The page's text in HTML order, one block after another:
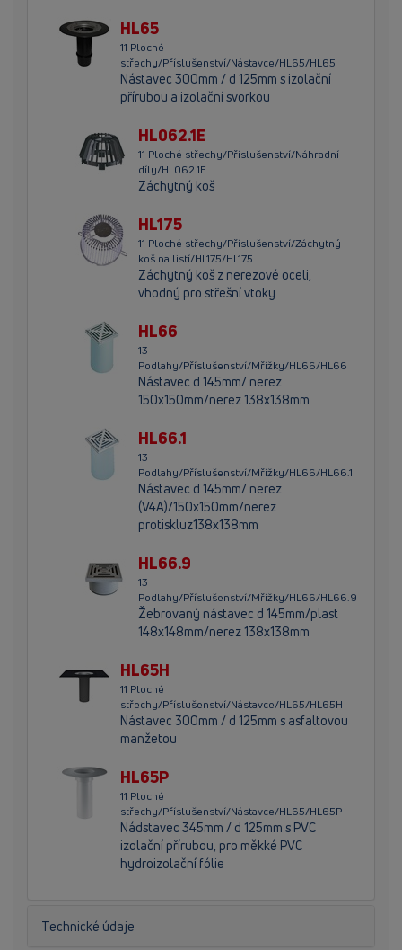
HL65
11 Ploché
střechy/Příslušenství/Nástavce/HL65/HL65
Nástavec 300mm / d 125mm s izolační
přírubou a izolační svorkou
HL062.1E
11 Ploché střechy/Příslušenství/Náhradní
díly/HL062.1E
Záchytný koš
HL175
11 Ploché střechy/Příslušenství/Záchytný
koš na listí/HL175/HL175
Záchytný koš z nerezové oceli,
vhodný pro střešní vtoky
HL66
13
Podlahy/Příslušenství/Mřížky/HL66/HL66
Nástavec d 145mm/ nerez
150x150mm/nerez 138x138mm
HL66.1
13
Podlahy/Příslušenství/Mřížky/HL66/HL66.1
Nástavec d 145mm/ nerez
(V4A)/150x150mm/nerez
protiskluz138x138mm
HL66.9
13
Podlahy/Příslušenství/Mřížky/HL66/HL66.9
Žebrovaný nástavec d 145mm/plast
148x148mm/nerez 138x138mm
HL65H
11 Ploché
střechy/Příslušenství/Nástavce/HL65/HL65H
Nástavec 300mm / d 125mm s asfaltovou
manžetou
HL65P
11 Ploché
střechy/Příslušenství/Nástavce/HL65/HL65P
Nádstavec 345mm / d 125mm s PVC
izolační přírubou, pro měkké PVC
hydroizolační fólie
Technické údaje